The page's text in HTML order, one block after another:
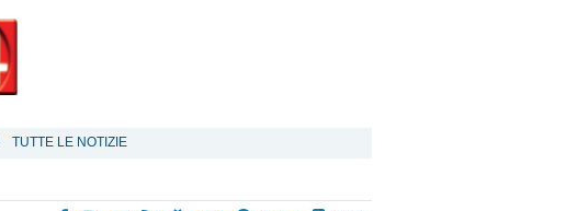
TUTTE LE NOTIZIE